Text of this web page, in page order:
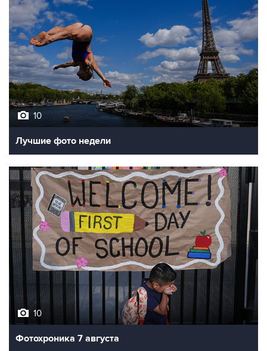
10
Лучшие фото недели
10
Фотохроника 7 августа